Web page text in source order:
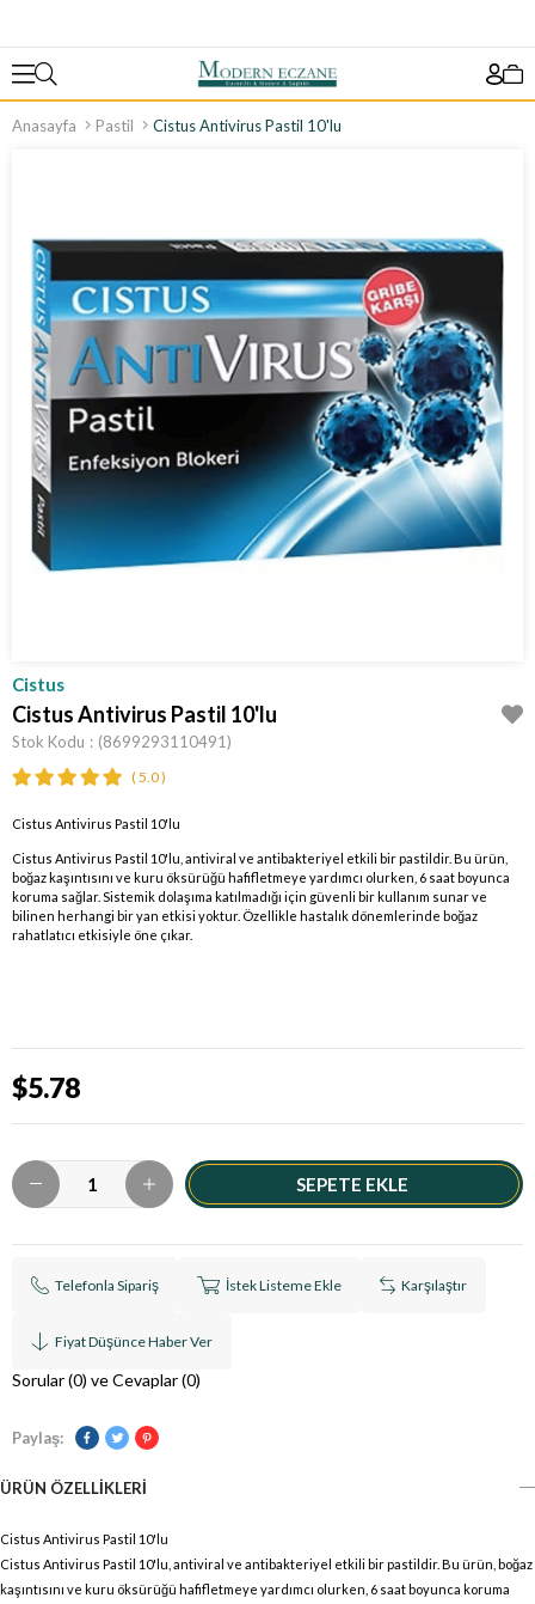
Anasayfa Pastil Cistus Antivirus Pastil 10'lu
Cistus
Cistus Antivirus Pastil 10'lu
Stok Kodu (8699293110491)
5.0
Cistus Antivirus Pastil 10'lu
Cistus Antivirus Pastil 10'lu, antiviral ve antibakteriyel etkili bir pastildir. Bu ürün,
boğaz kaşıntısını ve kuru öksürüğü hafifletmeye yardımcı olurken, 6 saat boyunca
koruma sağlar. Sistemik dolaşıma katılmadığı için güvenli bir kullanım sunar ve
bilinen herhangi bir yan etkisi yoktur. Özellikle hastalık dönemlerinde boğaz
rahatlatıcı etkisiyle öne çıkar.
$5.78
Telefonla Sipariş İstek Listeme Ekle Karşılaştır
Fiyat Düşünce Haber Ver
Sorular (0) ve Cevaplar (0)
Paylaş:
ÜRÜN ÖZELLIKLERI
Cistus Antivirus Pastil 10'lu
Cistus Antivirus Pastil 10'lu, antiviral ve antibakteriyel etkili bir pastildir. Bu ürün, boğaz
kaşıntısını ve kuru öksürüğü hafifletmeye yardımcı olurken, 6 saat boyunca koruma